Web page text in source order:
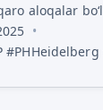
aloqalar